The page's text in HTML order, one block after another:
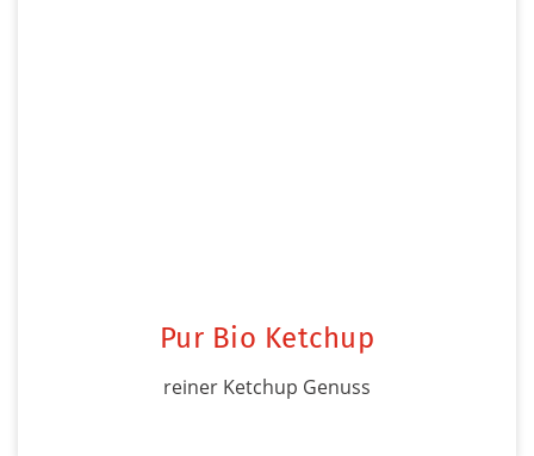
Pur Bio Ketchup
reiner Ketchup Genuss